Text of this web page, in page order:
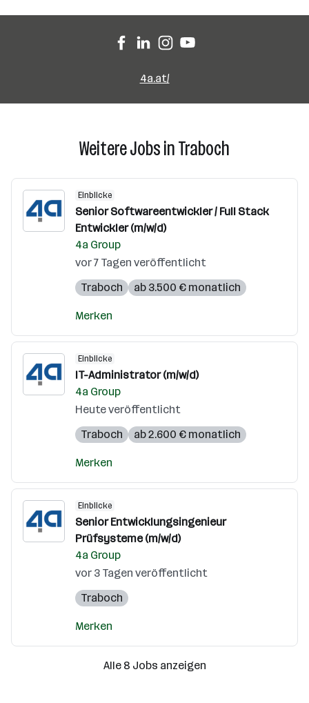
4a.at/
Weitere Jobs in Traboch
Einblicke
Senior Softwareentwickler / Full Stack
Entwickler (m/w/d)
4a Group
vor 7 Tagen veröffentlicht
Traboch
ab 3.500 € monatlich
Merken
Einblicke
IT-Administrator (m/w/d)
4a Group
Heute veröffentlicht
Traboch
ab 2.600 € monatlich
Merken
Einblicke
Senior Entwicklungsingenieur
Prüfsysteme (m/w/d)
4a Group
vor 3 Tagen veröffentlicht
Traboch
Merken
Alle 8 Jobs anzeigen